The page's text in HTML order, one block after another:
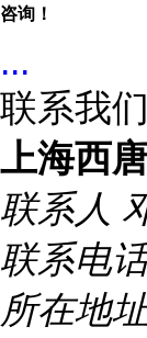
咨询！
...
联系我们
上海西
联系人
联系电
所在地